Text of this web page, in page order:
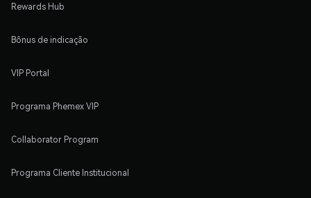
Rewards Hub
Bônus de indicação
VIP Portal
Programa Phemex VIP
Collaborator Program
Programa Cliente Institucional